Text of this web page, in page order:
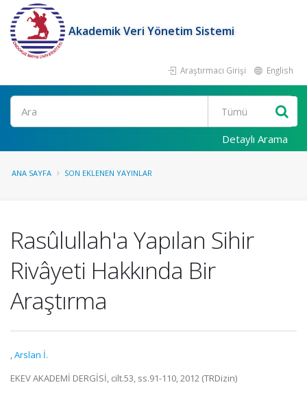
Akademik Veri Yönetim Sistemi
Araştırmacı Girişi English
Ara
Detaylı Arama
ANA SAYFA SON EKLENEN YAYINLAR
Rasûlullah'a Yapılan Sihir
Rivâyeti Hakkında Bir
Araştırma
,Arslan İ.
EKEV AKADEMİ DERGİSİ, cilt.53, ss.91-110, 2012 (TRDizin)